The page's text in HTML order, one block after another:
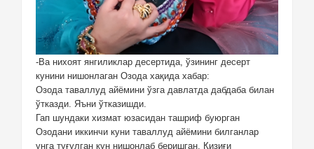
-Ва нихоят янгиликлар десертида, ўзининг десерт
кунини нишонлаган Озода хақида хабар:
Озода таваллуд айёмини ўзга давлатда дабдаба билан
ўтказди. Яъни ўтказишди.
Гап шундаки хизмат юзасидан ташриф буюрган
Озодани иккинчи куни таваллуд айёмини билганлар
унга туғулган кун нишонлаб беришган. Қизиғи